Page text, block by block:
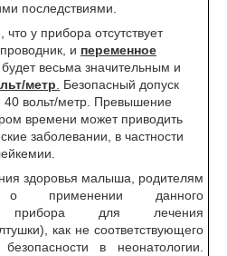
последствиями.
у прибора отсутствует
и переменное
весьма значительным и
метр. Безопасный допуск
вольт/метр. Превышение
времени может приводить
заболевании, в частности
здоровья малыша, родителям
о применении данного
прибора для лечения
как не соответствующего
в неонатологии.